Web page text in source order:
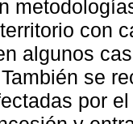
con
algunos
se
por